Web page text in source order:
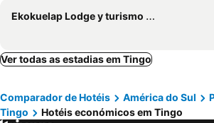
Ekokuelap Lodge y turismo alternativo
Ver todas as estadias em Tingo
Comparador de Hotéis América do Sul
Tingo
Hotéis económicos em Tingo